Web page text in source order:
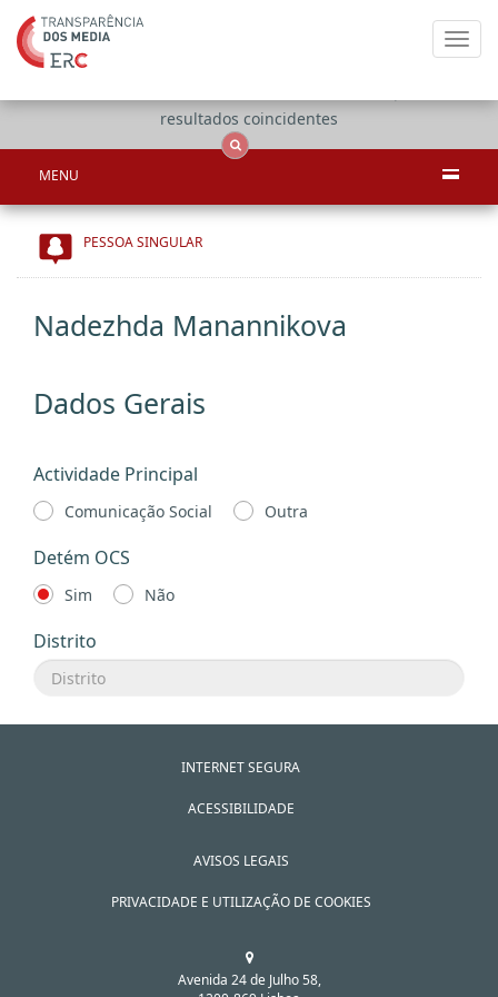
resultados coincidentes
MENU
PESSOA SINGULAR
Nadezhda Manannikova
Dados Gerais
Actividade Principal
Comunicação Social Outra
Detém OCS
Sim Não
Distrito
INTERNET SEGURA
ACESSIBILIDADE
AVISOS LEGAIS
PRIVACIDADE E UTILIZAÇÃO DE COOKIES
Avenida 24 de Julho 58,